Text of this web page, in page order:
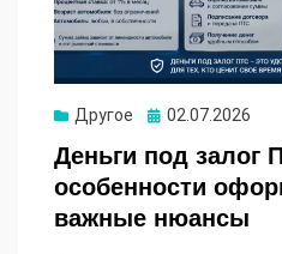
Другое Опубликовано
02.07.2026
Деньги под залог
особенности
важные нюансы